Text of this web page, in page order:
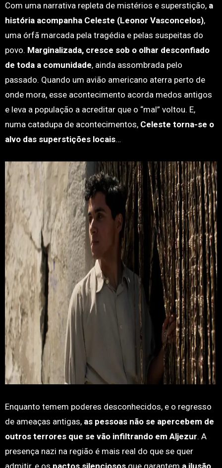
Com uma narrativa repleta de mistérios e superstição,a
história acompanha Celeste (Leonor Vasconcelos),
uma órfã marcada pela tragédia e pelas suspeitas do
povo. Marginalizada, cresce sob o olhar desconfiado
de toda a comunidade, ainda assombrada pelo
passado. Quando um avião americano aterra perto de
onde mora, esse acontecimento acorda medos antigos
e leva a população a acreditar que o “mal” voltou. E,
numa catadupa de acontecimentos, Celeste torna-se o
alvo das superstições locais…
Enquanto temem poderes desconhecidos, e o regresso
de ameaças antigas,as pessoas não se apercebem de
outros terrores que se vão infiltrando em Aljezur. A
presença nazi na região é mais real do que se quer
admitir, e os pactos silenciososque garantem a ilusão